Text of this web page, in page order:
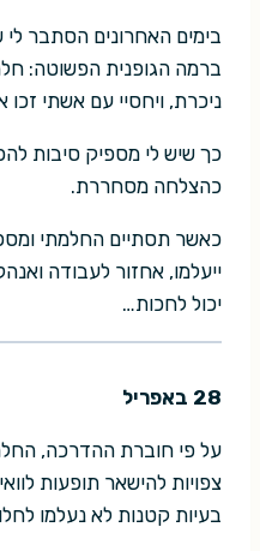
בימים האחרונים הסתבר
ברמה הגופנית הפשוטה:
ניכרת, ויחסיי עם אשתי
כך שיש לי מספיק סיבות
כהצלחה מסחררת.
כאשר תסתיים החלמתי
ייעלמו, אחזור לעבודה
יכול לחכות…
28 באפריל
על פי חוברת ההדרכה,
צפויות להישאר תופעות
בעיות קטנות לא נעלמו